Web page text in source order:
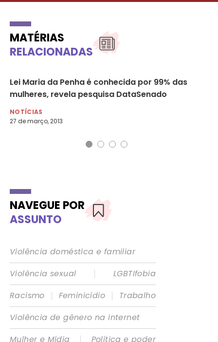
MATÉRIAS
RELACIONADAS
Lei Maria da Penha é conhecida por 99% das
mulheres, revela pesquisa DataSenado
NOTÍCIAS
27 de março, 2013
NAVEGUE POR
ASSUNTO
Violência doméstica e familiar
Violência sexual
|
LGBTIfobia
Racismo
| Feminicídio |
Trabalho
Violência de gênero na internet
Mulher e Mídia
Política e poder